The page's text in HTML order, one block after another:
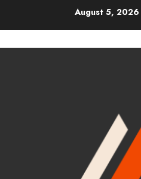
August 5, 2026